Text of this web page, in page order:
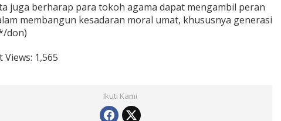
juga berharap para tokoh agama dapat mengambil peran
membangun kesadaran moral umat, khususnya generasi
don)
Views: 1,565
Ikuti Kami